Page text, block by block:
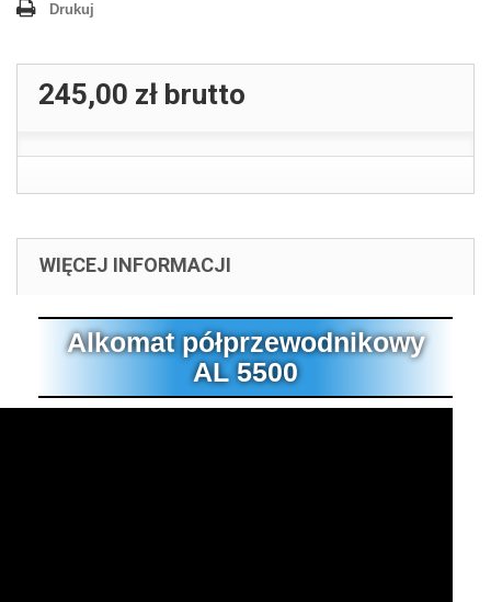
Drukuj
245,00 zł brutto
WIĘCEJ INFORMACJI
Alkomat półprzewodnikowy
AL 5500